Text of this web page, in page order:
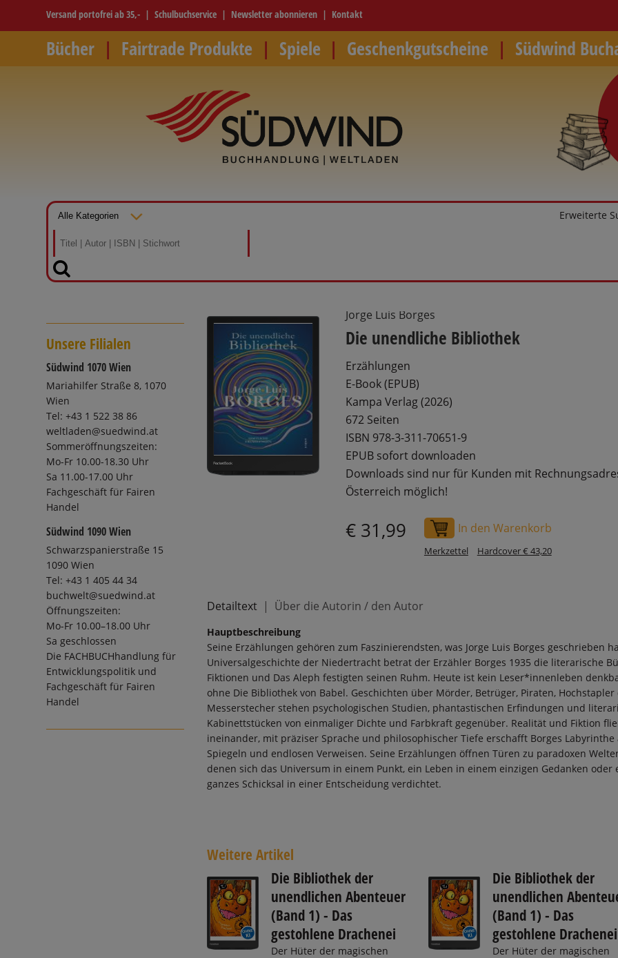
Versand portofrei ab 35,- Schulbuchservice Newsletter abonnieren Kontakt
Bücher Fairtrade Produkte Spiele Geschenkgutscheine Südwind
Erweiterte
Unsere Filialen
Südwind 1070 Wien
Mariahilfer Straße 8, 1070
Wien
Tel: +43 1 522 38 86
weltladen@suedwind.at
Sommeröffnungszeiten:
Mo-Fr 10.00-18.30 Uhr
Sa 11.00-17.00 Uhr
Fachgeschäft für Fairen
Handel
Südwind 1090 Wien
Schwarzspanierstraße 15
1090 Wien
Tel: +43 1 405 44 34
buchwelt@suedwind.at
Öffnungszeiten:
Mo-Fr 10.00–18.00 Uhr
Sa geschlossen
Die FACHBUCHhandlung für
Entwicklungspolitik und
Fachgeschäft für Fairen
Handel
Jorge Luis Borges
Die unendliche Bibliothek
Erzählungen
E-Book (EPUB)
Kampa Verlag (2026)
672 Seiten
ISBN 978-3-311-70651-9
EPUB sofort downloaden
Downloads sind nur für Kunden mit
Österreich möglich!
€ 31,99 In den Warenkorb
Merkzettel Hardcover € 43,20
Detailtext Über die Autorin / den Autor
Hauptbeschreibung
Seine Erzählungen gehören zum Faszinierendsten, was Jorge Luis Borges geschrieben
Universalgeschichte der Niedertracht betrat der Erzähler Borges 1935 die literarische
Fiktionen und Das Aleph festigten seinen Ruhm. Heute ist kein Leser*innenleben
ohne Die Bibliothek von Babel. Geschichten über Mörder, Betrüger, Piraten, Hochstapler
Messerstecher stehen psychologischen Studien, phantastischen Erfindungen und
Kabinettstücken von einmaliger Dichte und Farbkraft gegenüber. Realität und Fiktion
ineinander, mit präziser Sprache und philosophischer Tiefe erschafft Borges Labyrinthe
Spiegeln und endlosen Verweisen. Seine Erzählungen öffnen Türen zu paradoxen
denen sich das Universum in einem Punkt, ein Leben in einem einzigen Gedanken oder
ganzes Schicksal in einer Entscheidung verdichtet.
Weitere Artikel
Die Bibliothek der
unendlichen Abenteuer
(Band 1) - Das
gestohlene Drachenei
Der Hüter der magischen
Die Bibliothek der
unendlichen
(Band 1) - Das
gestohlene Drachenei
Der Hüter der magischen